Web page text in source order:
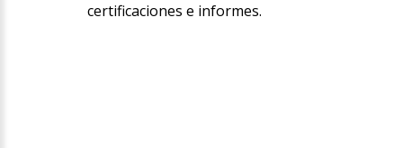
certificaciones e informes.